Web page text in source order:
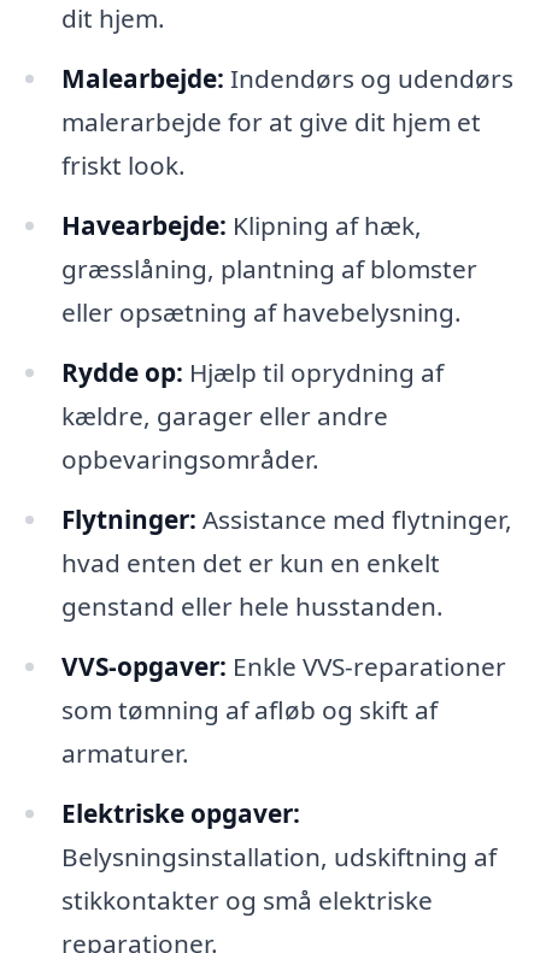
dit hjem.
Malearbejde: Indendørs og udendørs
malerarbejde for at give dit hjem et
friskt look.
Havearbejde: Klipning af hæk,
græsslåning, plantning af blomster
eller opsætning af havebelysning.
Rydde op: Hjælp til oprydning af
kældre, garager eller andre
opbevaringsområder.
Flytninger: Assistance med flytninger,
hvad enten det er kun en enkelt
genstand eller hele husstanden.
VVS-opgaver: Enkle VVS-reparationer
som tømning af afløb og skift af
armaturer.
Elektriske opgaver:
Belysningsinstallation, udskiftning af
stikkontakter og små elektriske
reparationer.